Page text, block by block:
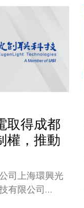
已由專案推
取得成都
權，推動
司上海環興光
有限公司
權。